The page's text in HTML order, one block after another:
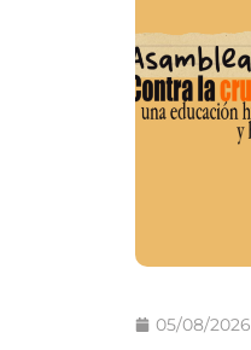
05/08/2026